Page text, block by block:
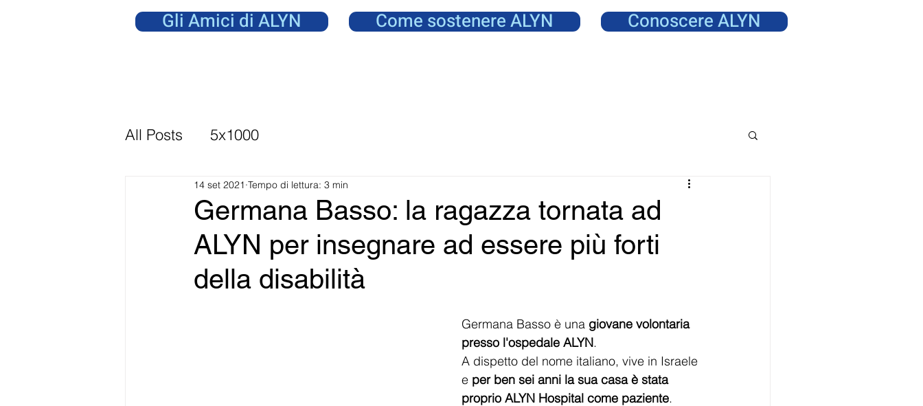
Gli Amici di ALYN Come sostenere ALYN Conoscere ALYN
All Posts 5x1000
Germana Basso: la ragazza tornata ad
ALYN per insegnare ad essere più forti
della disabilità
14 set 2021 Tempo di lettura: 3 min
Germana Basso è una giovane volontaria
presso l'ospedale ALYN.
A dispetto del nome italiano, vive in Israele
e per ben sei anni la sua casa è stata
proprio ALYN Hospital come paziente.